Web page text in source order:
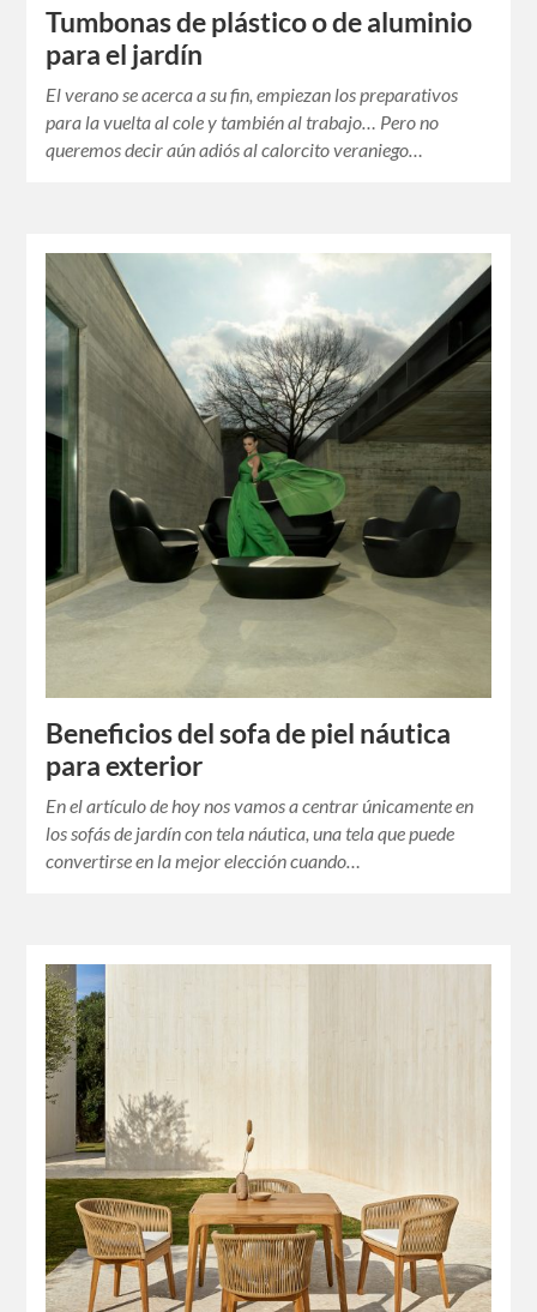
Tumbonas de plástico o de aluminio
para el jardín
El verano se acerca a su fin, empiezan los preparativos
para la vuelta al cole y también al trabajo… Pero no
queremos decir aún adiós al calorcito veraniego…
Beneficios del sofa de piel náutica
para exterior
En el artículo de hoy nos vamos a centrar únicamente en
los sofás de jardín con tela náutica, una tela que puede
convertirse en la mejor elección cuando…